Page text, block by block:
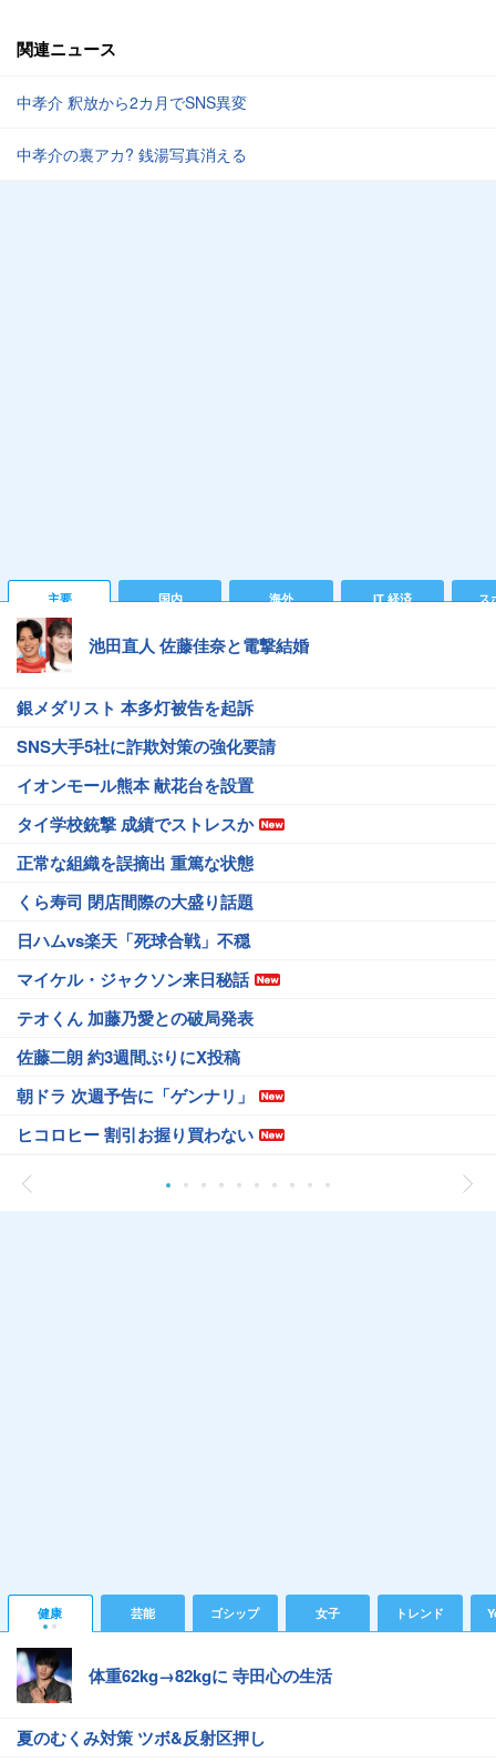
関連ニュース
中孝介 釈放から2カ月でSNS異変
中孝介の裏アカ? 銭湯写真消える
主要 国内 海外 IT 経済 ス
池田直人 佐藤佳奈と電撃結婚
銀メダリスト 本多灯被告を起訴
SNS大手5社に詐欺対策の強化要請
イオンモール熊本 献花台を設置
タイ学校銃撃 成績でストレスか
正常な組織を誤摘出 重篤な状態
くら寿司 閉店間際の大盛り話題
日ハムvs楽天「死球合戦」不穏
マイケル・ジャクソン来日秘話
テオくん 加藤乃愛との破局発表
佐藤二朗 約3週間ぶりにX投稿
朝ドラ 次週予告に「ゲンナリ」
ヒコロヒー 割引お握り買わない
健康 芸能 ゴシップ 女子 トレンド
体重62kg→82kgに 寺田心の生活
夏のむくみ対策 ツボ&反射区押し